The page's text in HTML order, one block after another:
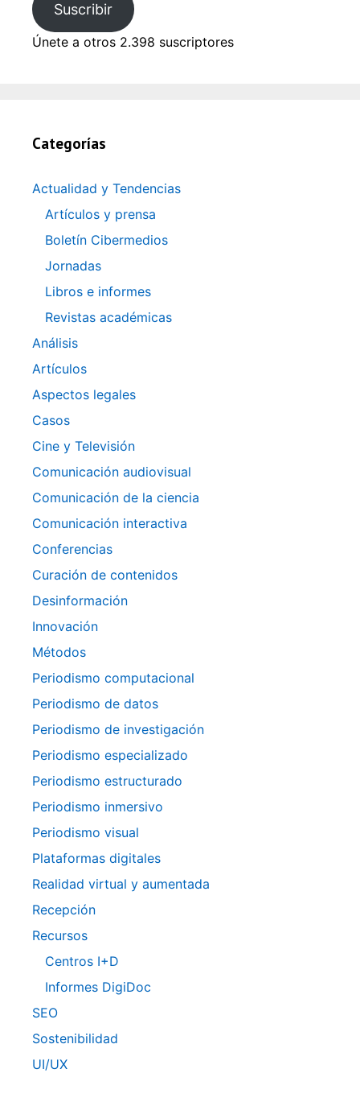
Suscribir
Únete a otros 2.398 suscriptores
Categorías
Actualidad y Tendencias
Artículos y prensa
Boletín Cibermedios
Jornadas
Libros e informes
Revistas académicas
Análisis
Artículos
Aspectos legales
Casos
Cine y Televisión
Comunicación audiovisual
Comunicación de la ciencia
Comunicación interactiva
Conferencias
Curación de contenidos
Desinformación
Innovación
Métodos
Periodismo computacional
Periodismo de datos
Periodismo de investigación
Periodismo especializado
Periodismo estructurado
Periodismo inmersivo
Periodismo visual
Plataformas digitales
Realidad virtual y aumentada
Recepción
Recursos
Centros I+D
Informes DigiDoc
SEO
Sostenibilidad
UI/UX